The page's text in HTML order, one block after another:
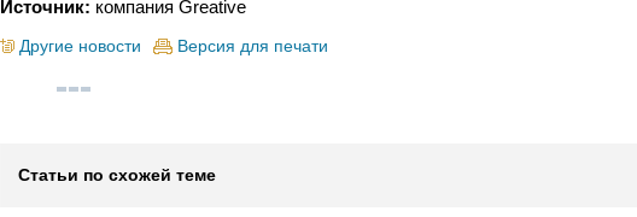
Источник: компания Greative
Другие новости Версия для печати
Статьи по схожей теме